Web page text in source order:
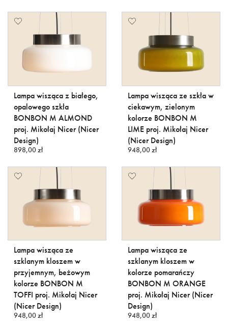
Lampa wisząca z białego,
opalowego szkła
BONBON M ALMOND
proj. Mikołaj Nicer (Nicer
Design)
898,00 zł
Lampa wisząca ze szkła w
ciekawym, zielonym
kolorze BONBON M
LIME proj. Mikołaj Nicer
(Nicer Design)
948,00 zł
Lampa wisząca ze
szklanym kloszem w
przyjemnym, beżowym
kolorze BONBON M
TOFFI proj. Mikołaj Nicer
(Nicer Design)
948,00 zł
Lampa wisząca ze
szklanym kloszem w
kolorze pomarańczy
BONBON M ORANGE
proj. Mikołaj Nicer (Nicer
Design)
948,00 zł